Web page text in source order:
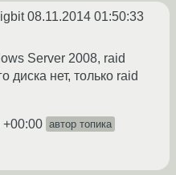
08.11.2014 01:50:33
Server 2008, raid
диска нет, только raid
+00:00 автор топика